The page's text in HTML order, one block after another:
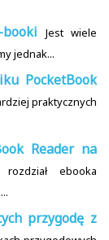
Jest wiele
jednak...
PocketBook
praktycznych
Reader na
rozdział ebooka
przygodę z